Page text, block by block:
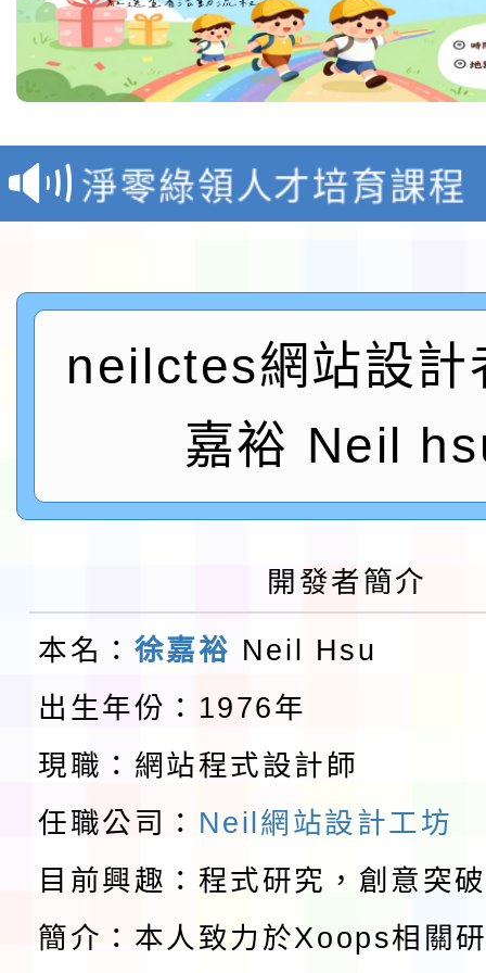
教育部校安中心白海豚
報
淨零綠領人才培育課程
檢送桃園市115學年度
及師生本土語及新住民
實施要點各1份
115年食農教育專業人
程
函轉國家通訊傳播委員
鎮韌性（防空）演習－
「115年金融知識線上
本校115學年度第1學
告(不再辦理後續甄選)
檢送「桃園市115學年
賽實施要點」1份
本市「115學年度學生
程安排一案
「桃園市補助參觀特色
展演活動實施計畫」
請一案
教育部校安中心白海豚
報
淨零綠領人才培育課程
檢送桃園市115學年度
及師生本土語及新住民
115年食農教育專業人
neilctes網站設計
嘉裕 Neil
開發者簡介
本名： 徐嘉裕 Neil Hsu
出生年份：1976年
現職：網站程式設計師
任職公司： Neil網站設計工坊
目前興趣：程式研究，創意突
簡介：本人致力於Xoops相關